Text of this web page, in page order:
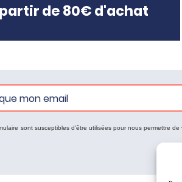
partir de 80€ d'achat
mon email
sont susceptibles d'être utilisées pour nous permettre